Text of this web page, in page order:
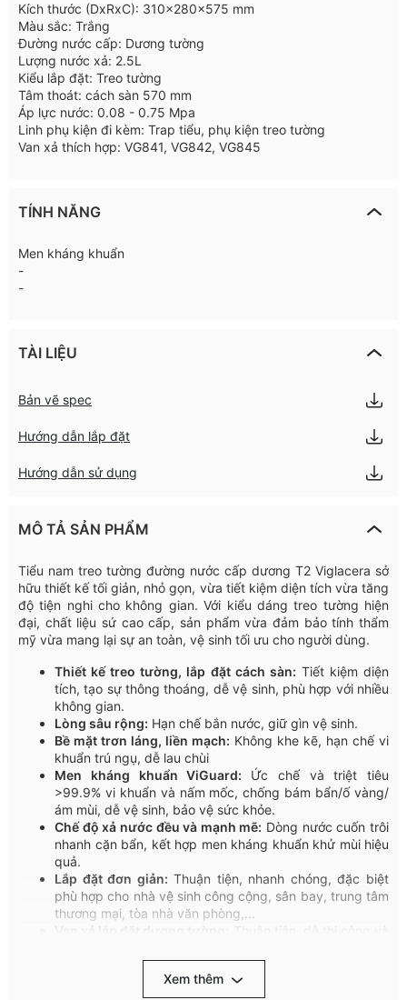
Kích thước (DxRxC): 310x280x575 mm
Màu sắc: Trắng
Đường nước cấp: Dương tường
Lượng nước xả: 2.5L
Kiểu lắp đặt: Treo tường
Tâm thoát: cách sàn 570 mm
Áp lực nước: 0.08 - 0.75 Mpa
Linh phụ kiện đi kèm: Trap tiểu, phụ kiện treo tường
Van xả thích hợp: VG841, VG842, VG845
TÍNH NĂNG
Men kháng khuẩn
-
-
TÀI LIỆU
Bản vẽ spec
Hướng dẫn lắp đặt
Hướng dẫn sử dụng
MÔ TẢ SẢN PHẨM
Tiểu nam treo tường đường nước cấp dương T2 Viglacera sở
hữu thiết kế tối giản, nhỏ gọn, vừa tiết kiệm diện tích vừa tăng
độ tiện nghi cho không gian. Với kiểu dáng treo tường hiện
đại, chất liệu sứ cao cấp, sản phẩm vừa đảm bảo tính thẩm
mỹ vừa mang lại sự an toàn, vệ sinh tối ưu cho người dùng.
Thiết kế treo tường, lắp đặt cách sàn: Tiết kiệm diện
tích, tạo sự thông thoáng, dễ vệ sinh, phù hợp với nhiều
không gian.
Lòng sâu rộng: Hạn chế bắn nước, giữ gìn vệ sinh.
Bề mặt trơn láng, liền mạch: Không khe kẽ, hạn chế vi
khuẩn trú ngụ, dễ lau chùi
Men kháng khuẩn ViGuard: Ức chế và triệt tiêu
>99.9% vi khuẩn và nấm mốc, chống bám bẩn/ố vàng/
ám mùi, dễ vệ sinh, bảo vệ sức khỏe.
Chế độ xả nước đều và mạnh mẽ: Dòng nước cuốn trôi
nhanh cặn bẩn, kết hợp men kháng khuẩn khử mùi hiệu
quả.
Lắp đặt đơn giản: Thuận tiện, nhanh chóng, đặc biệt
phù hợp cho nhà vệ sinh công cộng, sân bay, trung tâm
thương mại, tòa nhà văn phòng,...
Với sự kết hợp của những ưu điểm vượt trội nêu trên, T
Xem thêm